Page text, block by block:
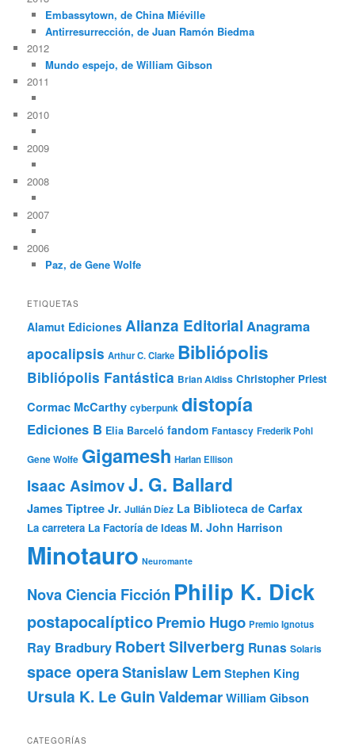
Embassytown, de China Miéville
Antirresurrección, de Juan Ramón Biedma
2012
Mundo espejo, de William Gibson
2011
2010
2009
2008
2007
2006
Paz, de Gene Wolfe
ETIQUETAS
Alamut Ediciones Alianza Editorial Anagrama
apocalipsis Arthur C. Clarke Bibliópolis
Bibliópolis Fantástica Brian Aldiss Christopher Priest
Cormac McCarthy cyberpunk distopía
Ediciones B Elia Barceló fandom Fantascy Frederik Pohl
Gene Wolfe Gigamesh Harlan Ellison
Isaac AsimovJ. G. Ballard
James Tiptree Jr. Julián Díez La Biblioteca de Carfax
La carretera La Factoría de Ideas M. John Harrison
Minotauro Neuromante
Nova Ciencia Ficción Philip K. Dick
postapocalípticoPremio Hugo Premio Ignotus
Ray Bradbury Robert Silverberg Runas Solaris
space operaStanislaw Lem Stephen King
Ursula K. Le GuinValdemarWilliam Gibson
CATEGORÍAS